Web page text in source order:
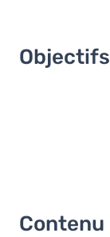
Objectifs
Contenu